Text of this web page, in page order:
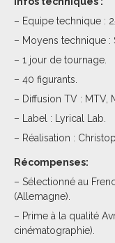
– Equipe technique :
– Moyens technique :
– 1 jour de tournage.
– 40 figurants.
– Diffusion TV : MTV,
– Label : Lyrical Lab.
– Réalisation :
Récompenses:
– Sélectionné au
(Allemagne).
– Prime à la qualité
cinématographie).